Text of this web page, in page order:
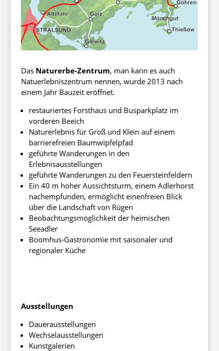
Das Naturerbe-Zentrum, man kann es auch
Natuerlebniszentrum nennen, wurde 2013 nach
einem Jahr Bauzeit eröffnet.
restauriertes Forsthaus und Busparkplatz im
vorderen Beeich
Naturerlebnis für Groß und Klein auf einem
barrierefreien Baumwipfelpfad
geführte Wanderungen in den
Erlebnisausstellungen
geführte Wanderungen zu den Feuersteinfeldern
Ein 40 m hoher Aussichtsturm, einem Adlerhorst
nachempfunden, ermöglicht einenfreien Blick
über die Landschaft von Rügen
Beobachtungsmöglichkeit der heimischen
Seeadler
Boomhus-Gastronomie mit saisonaler und
regionaler Küche
Ausstellungen
Dauerausstellungen
Wechselausstellungen
Kunstgalerien